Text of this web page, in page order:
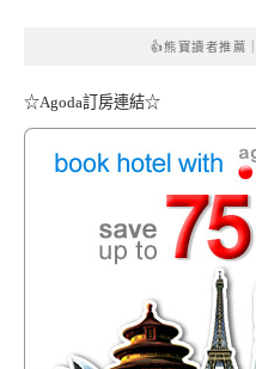
👍熊寶讀者推薦
☆Agoda訂房連結☆